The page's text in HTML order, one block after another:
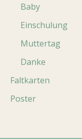
Baby
Einschulung
Muttertag
Danke
Faltkarten
Poster